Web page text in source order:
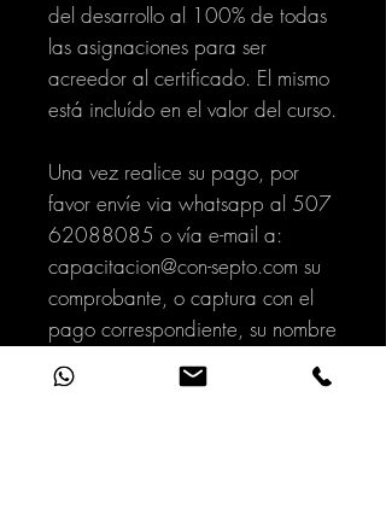
del desarrollo al 100% de todas
las asignaciones para ser
acreedor al certificado. El mismo
está incluído en el valor del curso.
Una vez realice su pago, por
favor envíe via whatsapp al 507
62088085 o vía e-mail a:
capacitacion@con-septo.com su
comprobante, o captura con el
pago correspondiente, su nombre
completo, confirmación de
horario en el que va a recibir su